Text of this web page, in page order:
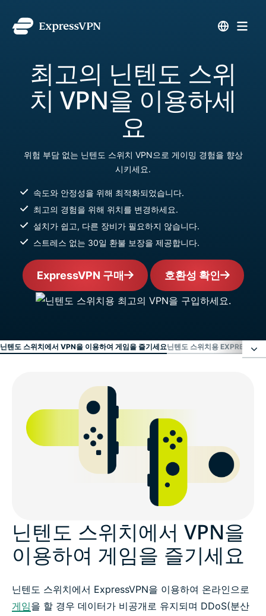
최고의 닌텐도 스위
치 VPN을 이용하세
요
위험 부담 없는 닌텐도 스위치 VPN으로 게이밍 경험을 향상
시키세요.
속도와 안정성을 위해 최적화되었습니다.
최고의 경험을 위해 위치를 변경하세요.
설치가 쉽고, 다른 장비가 필요하지 않습니다.
스트레스 없는 30일 환불 보장을 제공합니다.
ExpressVPN 구매 호환성 확인
닌텐도 스위치에서 VPN을 이용하여 게임을 즐기세요닌텐도 스위치용
닌텐도 스위치용 ExpressVPN 설치 방법
닌텐도 스위치 클라우드 게이밍용 VPN을 이용하세요
동영상: 닌텐도 스위치에서 ExpressVPN 사용 방법
모든 기기에서 ExpressVPN을 다운로드하세요
자주 묻는 질문
ExpressVPN을 선택해야 하는 이유
닌텐도 스위치에서 VPN을
이용하여 게임을 즐기세요
닌텐도 스위치에서 ExpressVPN을 이용하여 온라인으로
게임을 할 경우 데이터가 비공개로 유지되며 DDoS(분산